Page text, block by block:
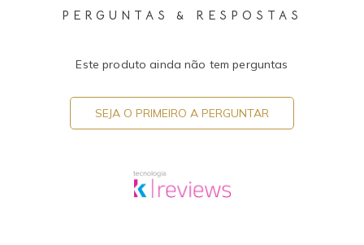
PERGUNTAS & RESPOSTAS
Este produto ainda não tem perguntas
SEJA O PRIMEIRO A PERGUNTAR